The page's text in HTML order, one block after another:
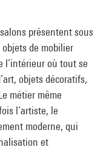
présentent sous
objets de mobilier
l’intérieur où tout se
objets décoratifs,
métier même
l’artiste, le
moderne, qui
et